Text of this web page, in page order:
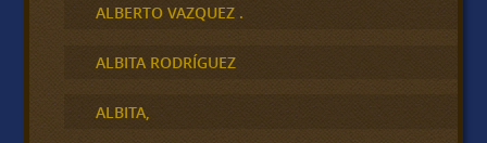
ALBERTO VAZQUEZ .
ALBITA RODRÍGUEZ
ALBITA,